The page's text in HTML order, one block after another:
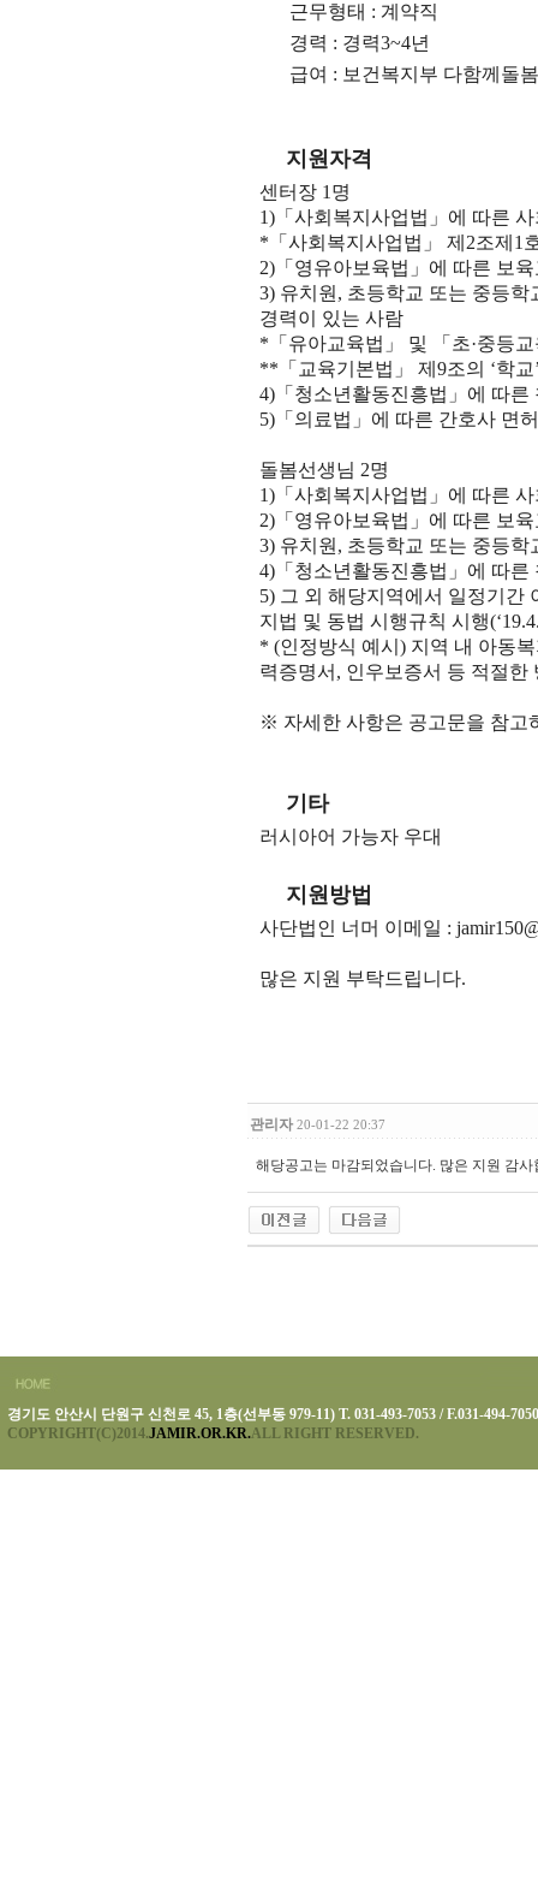
근무형태 : 계약직
경력 : 경력3~4년
급여 : 보건복지부 다함께돌
지원자격
센터장 1명
1)「사회복지사업법」에 따른
*「사회복지사업법」 제2조제1
2)「영유아보육법」에 따른 보
3) 유치원, 초등학교 또는 중등
경력이 있는 사람
*「유아교육법」 및 「초·중등
**「교육기본법」 제9조의 ‘학
4)「청소년활동진흥법」에 따
5)「의료법」에 따른 간호사 면
돌봄선생님 2명
1)「사회복지사업법」에 따른
2)「영유아보육법」에 따른 보
3) 유치원, 초등학교 또는 중등
4)「청소년활동진흥법」에 따
5) 그 외 해당지역에서 일정기간
지법 및 동법 시행규칙 시행
* (인정방식 예시) 지역 내 아동
력증명서, 인우보증서 등 적절한
※ 자세한 사항은 공고문을 참고
기타
러시아어 가능자 우대
지원방법
사단법인 너머 이메일 :
많은 지원 부탁드립니다.
관리자 20-01-22 20:37
해당공고는 마감되었습니다. 많은 지원 감사
경기도 안산시 단원구 신천로 45, 1층(선부동 979-11) T. 031-493-7053 / F.031-494-7050
COPYRIGHT(C)2014.JAMIR.OR.KR.ALL RIGHT RESERVED.